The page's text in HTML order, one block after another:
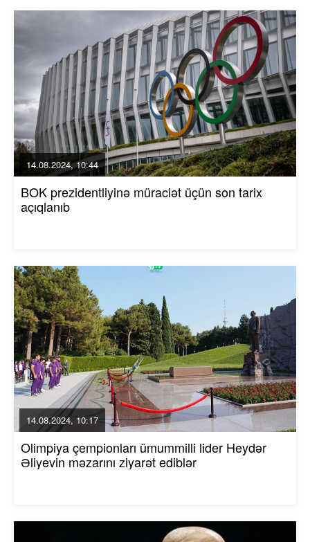
14.08.2024, 10:44
BOK prezidentliyinə müraciət üçün son tarix
açıqlanıb
14.08.2024, 10:17
Olimpiya çempionları ümummilli lider Heydər
Əliyevin məzarını ziyarət ediblər